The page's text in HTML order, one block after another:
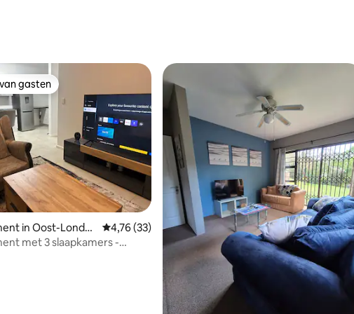
gasten
gasten
in Oost-Londe
Gemiddelde beoordeling van 4,76 op 5, 33 recensies
4,76 (33)
met 3 slaapkamers -